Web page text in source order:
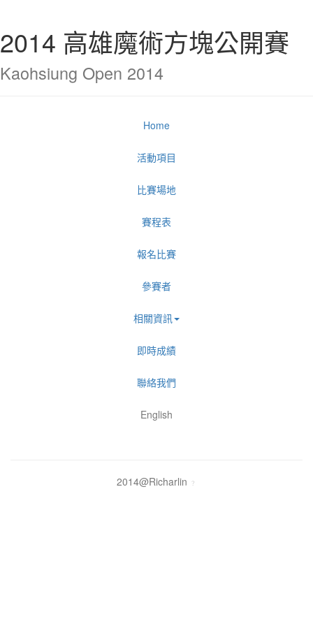
2014 高雄魔術方塊公開賽
Kaohsiung Open 2014
Home
活動項目
比賽場地
賽程表
報名比賽
參賽者
相關資訊
即時成績
聯絡我們
English
2014@Richarlin ？